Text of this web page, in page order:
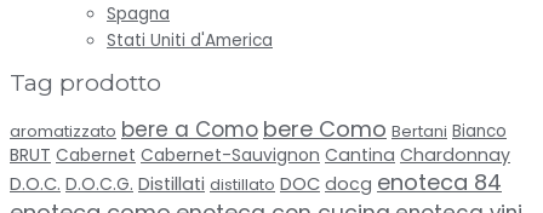
Spagna
Stati Uniti d'America
Tag prodotto
aromatizzato bere a Como bere Como Bertani Bianco
BRUT Cabernet Cabernet-Sauvignon Cantina Chardonnay
D.O.C. D.O.C.G. Distillati distillato DOC docg enoteca 84